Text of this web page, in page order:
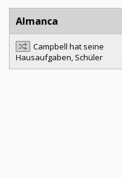
Almanca
Campbell hat seine
Hausaufgaben, Schüler